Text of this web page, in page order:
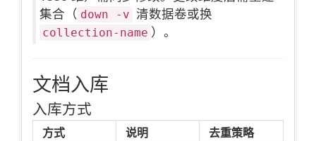
集合（ down -v 清数据卷或换
collection-name ）。
文档入库
入库方式
方式 说明 去重策略